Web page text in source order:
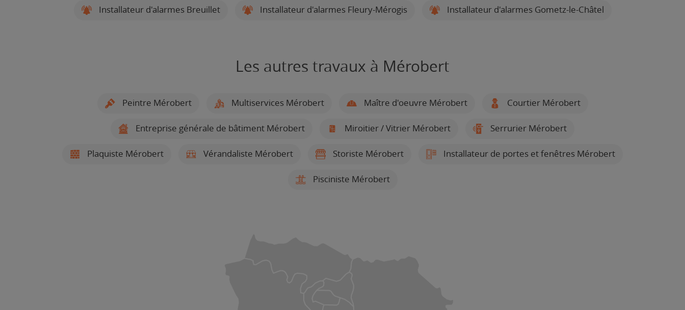
Installateur d'alarmes Breuillet Installateur d'alarmes Fleury-Mérogis Installateur d'alarmes Gometz-le-Châtel
Les autres travaux à Mérobert
Peintre Mérobert Multiservices Mérobert Maître d'oeuvre Mérobert Courtier Mérobert
Entreprise générale de bâtiment Mérobert Miroitier / Vitrier Mérobert Serrurier Mérobert
Plaquiste Mérobert Vérandaliste Mérobert Storiste Mérobert Installateur de portes et fenêtres Mérobert
Pisciniste Mérobert